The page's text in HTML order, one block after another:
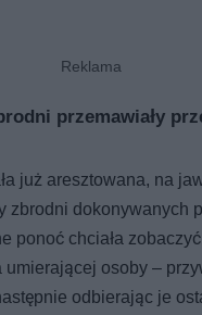
przemawiały
już aresztowana, na
zbrodni dokonywanych
ponoć chciała
umierającej osoby –
odbierając je